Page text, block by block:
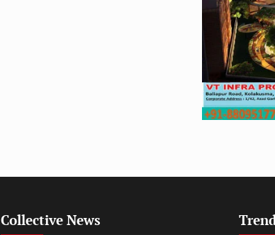
Collective News